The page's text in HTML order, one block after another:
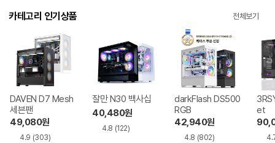
카테고리 인기상품 전체보기
DAVEN D7 Mesh
세븐팬
49,080원
4.9 (303)
잘만 N30 백사십
40,480원
4.8 (122)
darkFlash DS500
RGB
42,940원
4.8 (802)
et